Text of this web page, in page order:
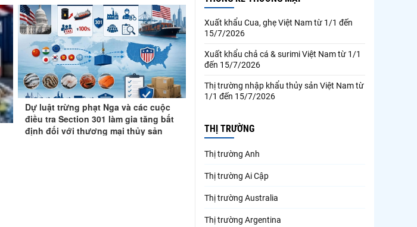
Dự luật trừng phạt Nga và các cuộc
điều tra Section 301 làm gia tăng bất
định đối với thương mại thủy sản
Xuất khẩu Cua, ghẹ Việt Nam từ 1/1 đến
15/7/2026
Xuất khẩu chả cá & surimi Việt Nam từ 1/1
đến 15/7/2026
Thị trường nhập khẩu thủy sản Việt Nam từ
1/1 đến 15/7/2026
THỊ TRƯỜNG
Thị trường Anh
Thị trường Ai Cập
Thị trường Australia
Thị trường Argentina